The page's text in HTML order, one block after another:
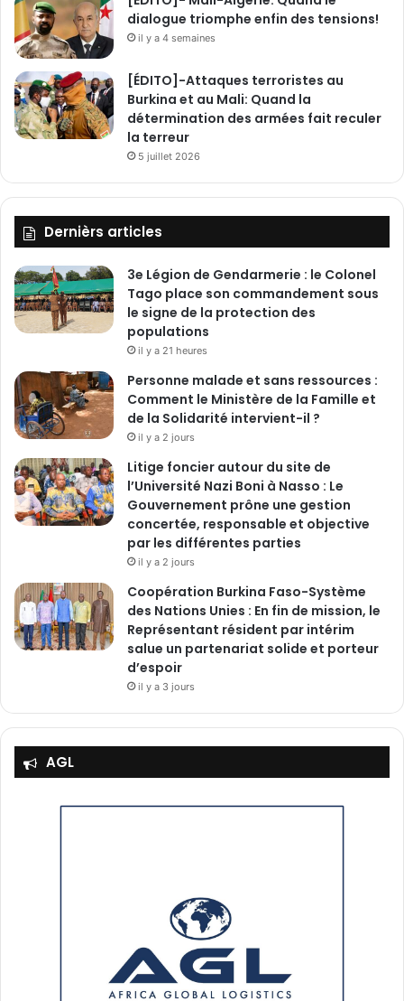
dialogue triomphe enfin des tensions!
il y a 4 semaines
[ÉDITO]-Attaques terroristes au
Burkina et au Mali: Quand la
détermination des armées fait reculer
la terreur
5 juillet 2026
Dernièrs articles
3e Légion de Gendarmerie : le Colonel
Tago place son commandement sous
le signe de la protection des
populations
il y a 21 heures
Personne malade et sans ressources :
Comment le Ministère de la Famille et
de la Solidarité intervient-il ?
il y a 2 jours
Litige foncier autour du site de
l’Université Nazi Boni à Nasso : Le
Gouvernement prône une gestion
concertée, responsable et objective
par les différentes parties
il y a 2 jours
‎Coopération Burkina Faso-Système
des Nations Unies : En fin de mission, le
Représentant résident par intérim
salue un partenariat solide et porteur
d’espoir
il y a 3 jours
AGL